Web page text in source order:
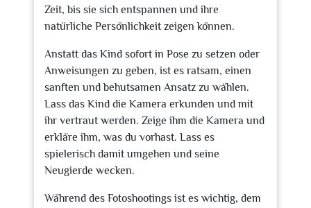
Zeit, bis sie sich entspannen und ihre
natürliche Persönlichkeit zeigen können.
Anstatt das Kind sofort in Pose zu setzen oder
Anweisungen zu geben, ist es ratsam, einen
sanften und behutsamen Ansatz zu wählen.
Lass das Kind die Kamera erkunden und mit
ihr vertraut werden. Zeige ihm die Kamera und
erkläre ihm, was du vorhast. Lass es
spielerisch damit umgehen und seine
Neugierde wecken.
Während des Fotoshootings ist es wichtig, dem